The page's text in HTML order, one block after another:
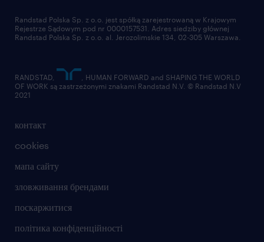
контакт
cookies
мапа сайту
зловживання брендами
поскаржитися
політика конфіденційності
Randstad Polska Sp. z o.o. jest spółką zarejestrowaną w Krajowym
Rejestrze Sądowym pod nr 0000157531. Adres siedziby głównej
Randstad Polska Sp. z o.o. al. Jerozolimskie 134, 02-305 Warszawa.
RANDSTAD,
, HUMAN FORWARD and SHAPING THE WORLD
OF WORK są zastrzeżonymi znakami Randstad N.V. © Randstad N.V
2021